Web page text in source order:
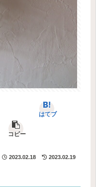
はてブ
コピー
2023.02.18 2023.02.19